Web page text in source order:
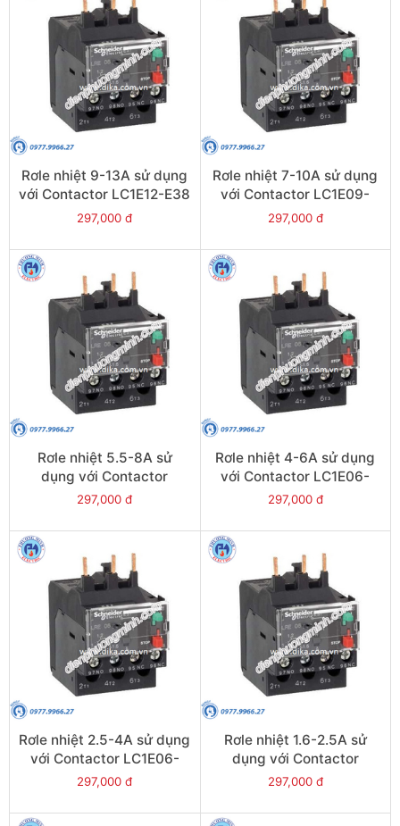
Rơle nhiệt 9-13A sử dụng
với Contactor LC1E12-E38
- Model LRE16
297,000 đ
Rơle nhiệt 7-10A sử dụng
với Contactor LC1E09-
E38 - Model LRE14
297,000 đ
Rơle nhiệt 5.5-8A sử
dụng với Contactor
LC1E09-E38 - Model
297,000 đ
Rơle nhiệt 4-6A sử dụng
với Contactor LC1E06-
E38 - Model LRE10
297,000 đ
Rơle nhiệt 2.5-4A sử dụng
với Contactor LC1E06-
E38 - Model LRE08
297,000 đ
Rơle nhiệt 1.6-2.5A sử
dụng với Contactor
LC1E06-E38 - Model
297,000 đ